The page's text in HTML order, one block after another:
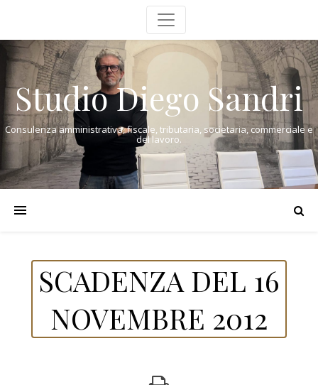
Studio Diego Sandri
Consulenza amministrativa, fiscale, tributaria, societaria, commerciale e
del lavoro.
SCADENZA DEL 16
NOVEMBRE 2012